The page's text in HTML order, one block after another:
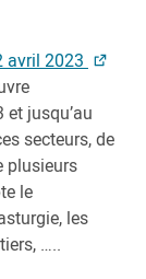
avril 2023
jusqu’au
secteurs, de
plusieurs
le
les
…..